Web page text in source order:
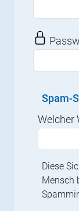
Spam-
Welcher
Diese
Mensch